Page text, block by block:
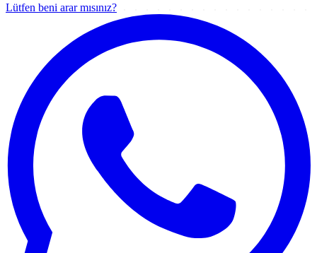
Lütfen beni arar mısınız?